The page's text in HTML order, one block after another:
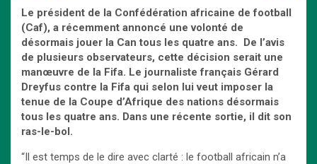
Le président de la Confédération africaine de football
(Caf), a récemment annoncé une volonté de
désormais jouer la Can tous les quatre ans. De l’avis
de plusieurs observateurs, cette décision serait une
manœuvre de la Fifa. Le journaliste français Gérard
Dreyfus contre la Fifa qui selon lui veut imposer la
tenue de la Coupe d’Afrique des nations désormais
tous les quatre ans. Dans une récente sortie, il dit son
ras-le-bol.
“Il est temps de le dire avec clarté : le football africain n’a